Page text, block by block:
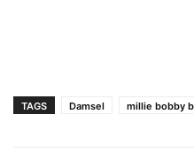
TAGS Damsel millie bobby